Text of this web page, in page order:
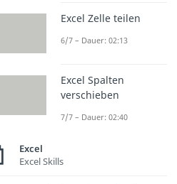
Excel Zelle teilen
6/7 – Dauer: 02:13
Excel Spalten
verschieben
7/7 – Dauer: 02:40
Excel
Excel Skills